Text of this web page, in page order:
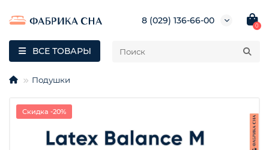
8 (029) 136-66-00
0
ВСЕ ТОВАРЫ
Подушки
Скидка -20%